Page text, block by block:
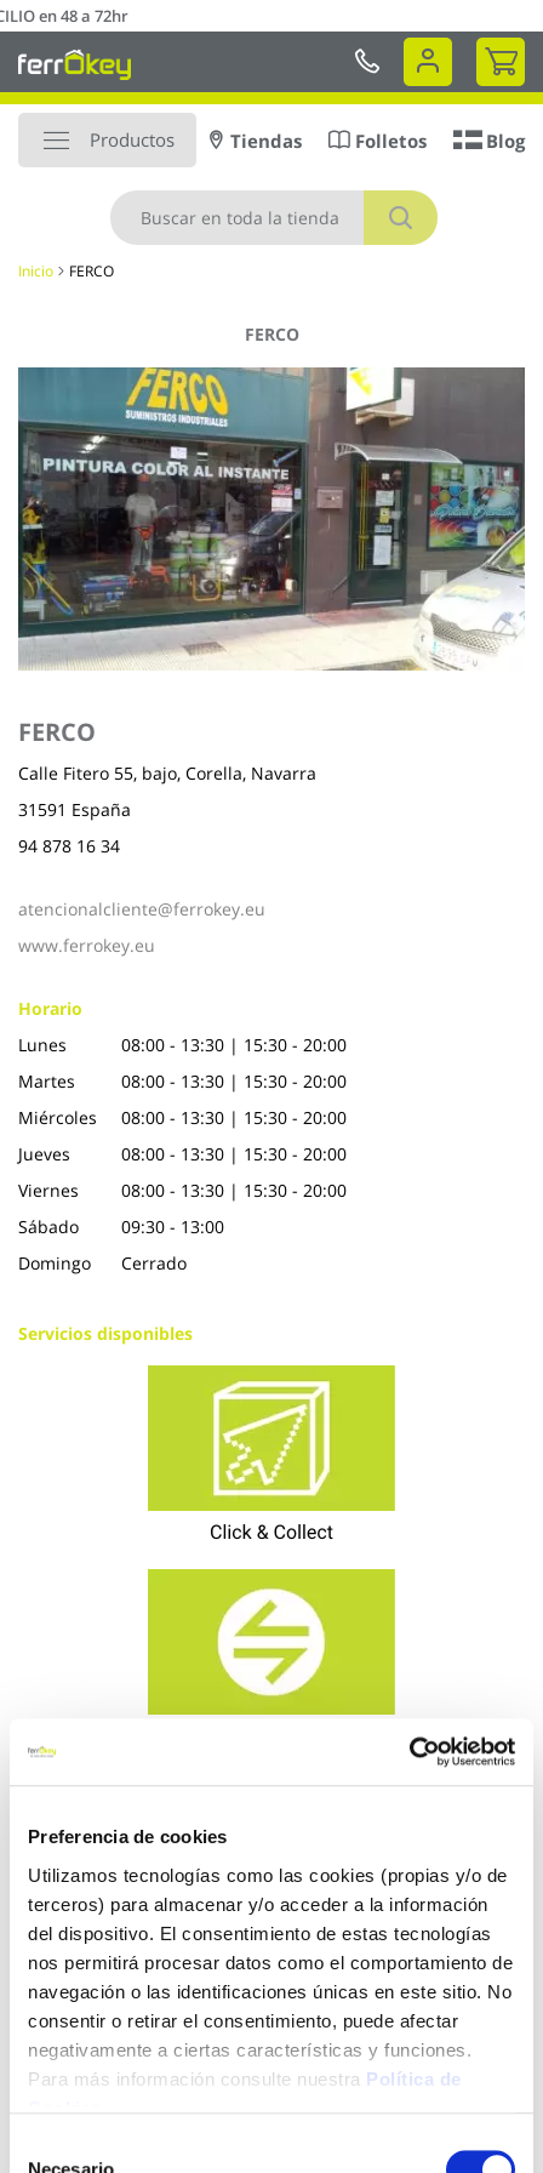
Preferencia de cookies
Utilizamos tecnologías como las cookies (propias y/o de
terceros) para almacenar y/o acceder a la información
del dispositivo. El consentimiento de estas tecnologías
nos permitirá procesar datos como el comportamiento de
navegación o las identificaciones únicas en este sitio. No
consentir o retirar el consentimiento, puede afectar
negativamente a ciertas características y funciones.
Para más información consulte nuestra Política de
Ir
al
contenido
Mi
Productos
Buscar
Tiendas Folletos Blog
Inicio FERCO
FERCO
FERCO
Calle Fitero 55, bajo, Corella, Navarra
31591 España
94 878 16 34
atencionalcliente@ferrokey.eu
www.ferrokey.eu
Horario
Lunes
08:00 - 13:30 | 15:30 - 20:00
Martes
08:00 - 13:30 | 15:30 - 20:00
Miércoles
08:00 - 13:30 | 15:30 - 20:00
Jueves
08:00 - 13:30 | 15:30 - 20:00
Viernes
08:00 - 13:30 | 15:30 - 20:00
Sábado
09:30 - 13:00
Domingo
Cerrado
Servicios disponibles